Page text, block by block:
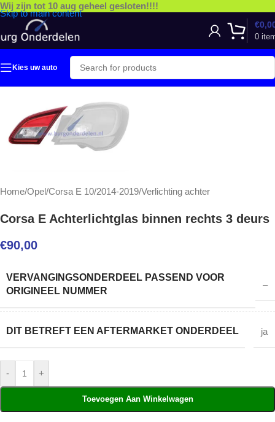
Skip to main content
Wij zijn tot 10 aug geheel gesloten!!!!
0
€
Kies uw auto
Home/Opel/Corsa E 10/2014-2019/Verlichting achter
Corsa E Achterlichtglas binnen rechts 3 deurs
€90,00
VERVANGINGSONDERDEEL PASSEND VOOR
ORIGINEEL NUMMER
–
DIT BETREFT EEN AFTERMARKET ONDERDEEL ja
- +
Toevoegen Aan Winkelwagen